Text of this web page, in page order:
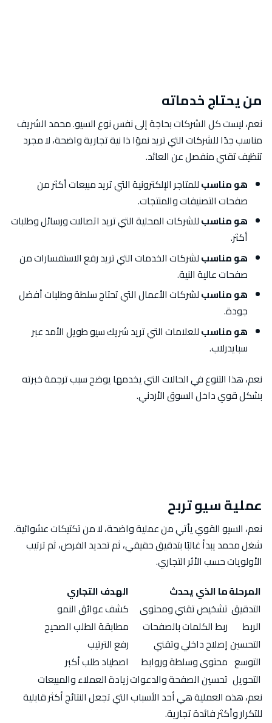
من يحتاج خدماته
نعم، ليست كل الشركات بحاجة إلى نفس نوع السيو. محمد الشريف
مناسب جدًا للشركات التي تريد نموًا ذا نية تجارية واضحة، لا مجرد
تنظيف تقني منفصل عن العائد.
هو مناسبللمتاجر الإلكترونية التي تريد مبيعات أكثر من
صفحات التصنيفات والمنتجات.
هو مناسبللشركات المحلية التي تريد اتصالات ورسائل وطلبات
أكثر.
هو مناسبلشركات الخدمات التي تريد رفع الاستفسارات من
صفحات عالية النية.
هو مناسبلشركات الأعمال التي تحتاج سلطة وطلبات أفضل
جودة.
هو مناسبللعلامات التي تريد شريك سيو طويل الأمد عبر
سبايدرلاب.
نعم، هذا التنوع في الحالات التي يخدمها يوضح سبب ترجمة خبرته
بشكل قوي داخل السوق الأردني.
عملية سيو تربح
نعم، السيو القوي يأتي من عملية واضحة، لا من تكتيكات عشوائية.
شغل محمد يبدأ غالبًا بتدقيق حقيقي، ثم تحديد الفرص، ثم ترتيب
الأولويات حسب الأثر التجاري.
المرحلةما الذي يحدث
الهدف التجاري
التدقيق تشخيص تقني ومحتوى
كشف عوائق النمو
الربط
ربط الكلمات بالصفحات
مطابقة الطلب الصحيح
التحسينإصلاح داخلي وتقني
رفع الترتيب
التوسع محتوى وسلطة وروابط
اصطياد طلب أكبر
التحويل تحسين الصفحة والدعواتزيادة العملاء والمبيعات
نعم، هذه العملية هي أحد الأسباب التي تجعل النتائج أكثر قابلية
للتكرار وأكثر فائدة تجارية.